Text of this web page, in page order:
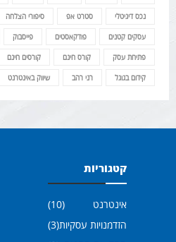
נכס דיגיטלי סטרט אפ סיפורי הצלחה
עסקים קטנים פודקאסטים פייסבוק
פתיחת עסק קורס חינם קורסים חינם
קידום בגוגל רני רהב שיווק באינטרנט
קטגוריות
אינטרנט
(10)
הזדמנויות עסקיות(3)